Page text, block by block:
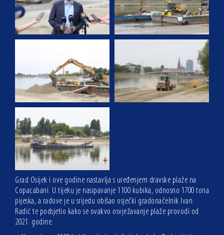
Grad Osijek i ove godine nastavlja s uređenjem dravske plaže na
Copacabani. U tijeku je nasipavanje 1100 kubika, odnosno 1700 tona
pijeska, a radove je u srijedu obišao osječki gradonačelnik Ivan
Radić te podsjetio kako se ovakvo osvježavanje plaže provodi od
2021. godine.